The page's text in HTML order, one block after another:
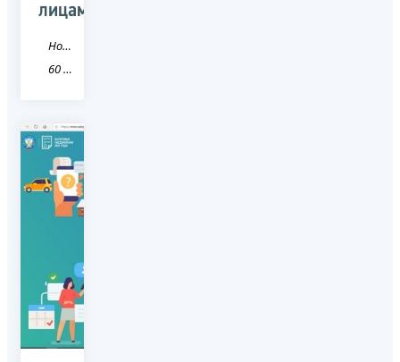
лицам
Новость
60 Псковская область